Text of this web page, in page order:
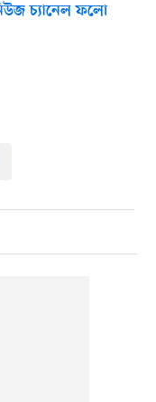
চ্যানেল ফলো